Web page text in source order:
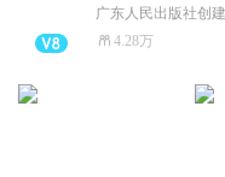
4.28万